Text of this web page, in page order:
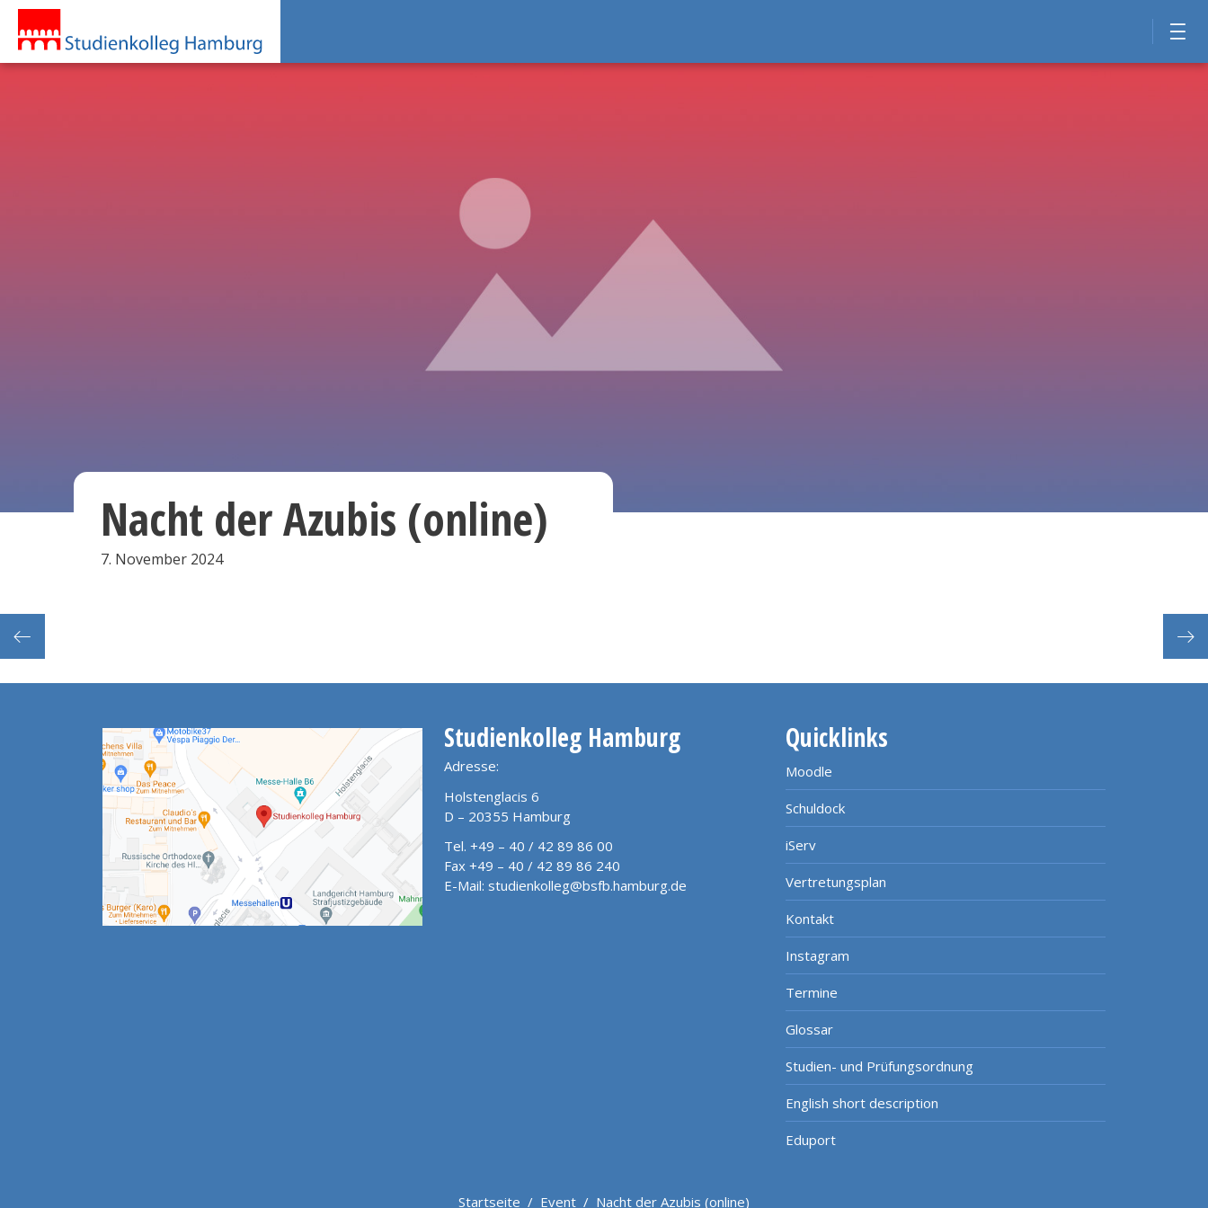
TUHH: Klimawandel und Hochwasserschutz – die Zukunft der Tideelbe
Nacht der Azubis (online)
7. November 2024
Studienkolleg Hamburg
Adresse:
Holstenglacis 6
D – 20355 Hamburg
Tel. +49 – 40 / 42 89 86 00
Fax +49 – 40 / 42 89 86 240
E-Mail: studienkolleg@bsfb.hamburg.de
Quicklinks
Moodle
Schuldock
iServ
Vertretungsplan
Kontakt
Instagram
Termine
Glossar
Studien- und Prüfungsordnung
English short description
Eduport
Startseite / Event / Nacht der Azubis (online)